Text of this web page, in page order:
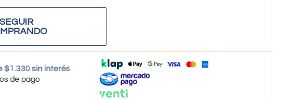
SEGUIR
$1.330 sin interés
de pago